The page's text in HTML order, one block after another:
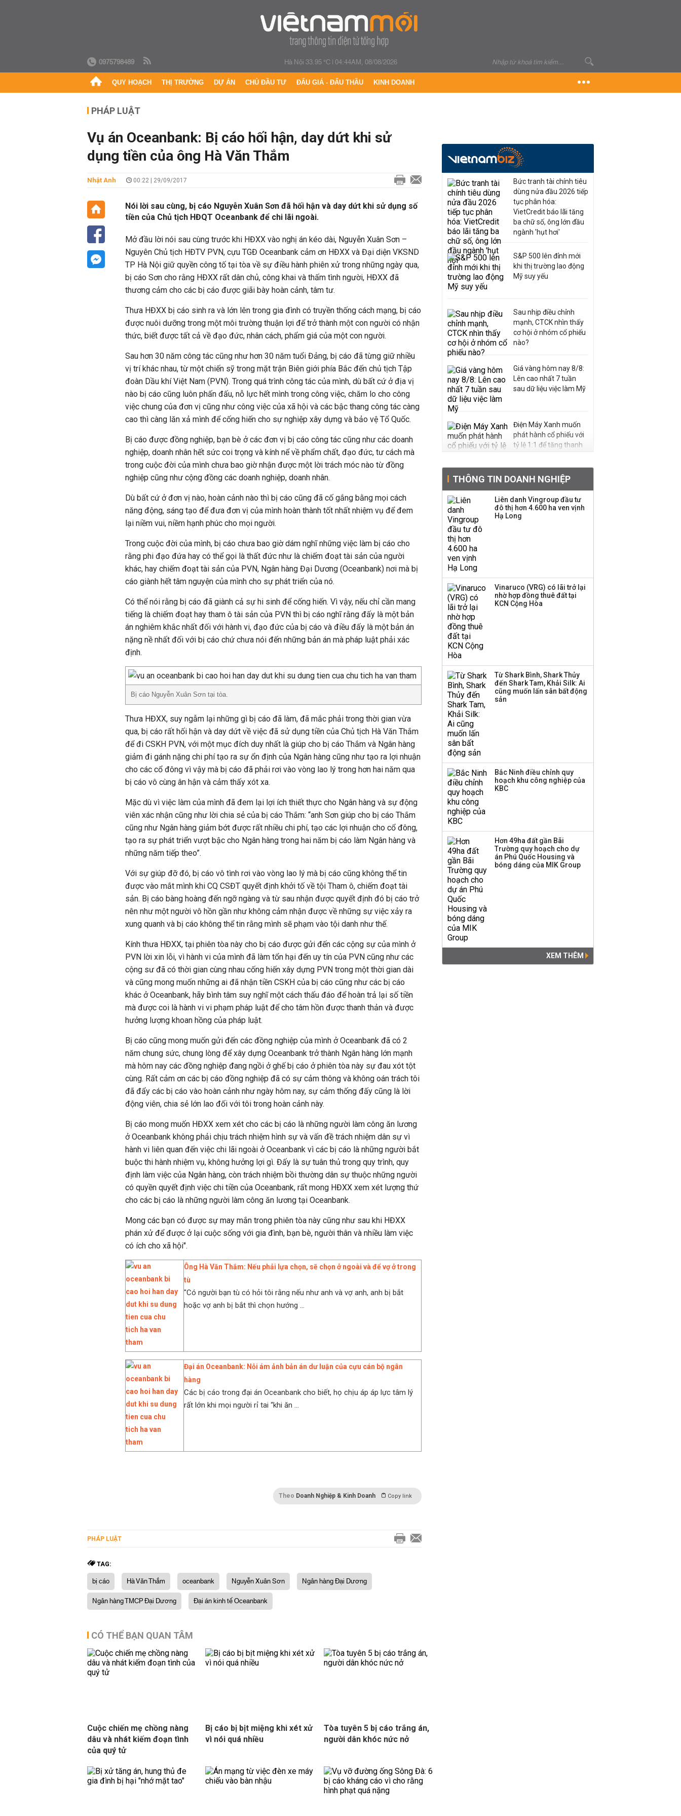
0975798489 Hà Nội 33.95 °C|04:44AM, 08/08/2026
QUY HOẠCH THỊ TRƯỜNG DỰ ÁN CHỦ ĐẦU TƯ ĐẤU GIÁ - ĐẤU THẦU KINH DOANH
PHÁP LUẬT
Vụ án Oceanbank: Bị cáo hối hận, day dứt khi sử
dụng tiền của ông Hà Văn Thắm
Nhật Anh 00:22 | 29/09/2017
Nói lời sau cùng, bị cáo Nguyễn Xuân Sơn đã hối hận và day dứt khi sử dụng số
tiền của Chủ tịch HĐQT Oceanbank để chi lãi ngoài.
Mở đầu lời nói sau cùng trước khi HĐXX vào nghị án kéo dài, Nguyễn Xuân Sơn –
Nguyên Chủ tịch HĐTV PVN, cựu TGĐ Oceanbank cảm ơn HĐXX và Đại diện VKSND
TP Hà Nội giữ quyền công tố tại tòa về sự điều hành phiên xử trong những ngày qua,
bị cáo Sơn cho rằng HĐXX rất dân chủ, công khai và thấm tình người, HĐXX đã
thương cảm cho các bị cáo được giãi bày hoàn cảnh, tâm tư.
Thưa HĐXX bị cáo sinh ra và lớn lên trong gia đình có truyền thống cách mạng, bị cáo
được nuôi dưỡng trong một môi trường thuận lợi để trở thành một con người có nhận
thức, biết được tất cả về đạo đức, nhân cách, phẩm giá của một con người.
Sau hơn 30 năm công tác cũng như hơn 30 năm tuổi Đảng, bị cáo đã từng giữ nhiều
vị trí khác nhau, từ một chiến sỹ trong mặt trận Biên giới phía Bắc đến chủ tịch Tập
đoàn Dầu khí Việt Nam (PVN). Trong quá trình công tác của mình, dù bất cứ ở địa vị
nào bị cáo cũng luôn phấn đấu, nỗ lực hết mình trong công việc, chăm lo cho công
việc chung của đơn vị cũng như công việc của xã hội và các bậc thang công tác càng
cao thì càng lăn xả mình để cống hiến cho sự nghiệp xây dựng và bảo vệ Tổ Quốc.
Bị cáo được đồng nghiệp, bạn bè ở các đơn vị bị cáo công tác cũng như các doanh
nghiệp, doanh nhân hết sức coi trọng và kính nể về phẩm chất, đạo đức, tư cách mà
trong cuộc đời của mình chưa bao giờ nhận được một lời trách móc nào từ đồng
nghiệp cũng như cộng đồng các doanh nghiệp, doanh nhân.
Dù bất cứ ở đơn vị nào, hoàn cảnh nào thì bị cáo cũng đã cố gắng bằng mọi cách
năng động, sáng tạo để đưa đơn vị của mình hoàn thành tốt nhất nhiệm vụ để đem
lại niềm vui, niềm hạnh phúc cho mọi người.
Trong cuộc đời của mình, bị cáo chưa bao giờ dám nghĩ những việc làm bị cáo cho
rằng phi đạo đứa hay có thể gọi là thất đức như là chiếm đoạt tài sản của người
khác, hay chiếm đoạt tài sản của PVN, Ngân hàng Đại Dương (Oceanbank) nơi mà bị
cáo giành hết tâm nguyện của mình cho sự phát triển của nó.
Có thể nói rằng bị cáo đã giành cả sự hi sinh để cống hiến. Vì vậy, nếu chỉ cần mang
tiếng là chiếm đoạt hay tham ô tài sản của PVN thì bị cáo nghĩ rằng đấy là một bản
án nghiêm khắc nhất đối với hành vi, đạo đức của bị cáo và điều đấy là một bản án
nặng nề nhất đối với bị cáo chứ chưa nói đến những bản án mà pháp luật phải xác
định.
Bị cáo Nguyễn Xuân Sơn tại tòa.
Thưa HĐXX, suy ngẫm lại những gì bị cáo đã làm, đã mắc phải trong thời gian vừa
qua, bị cáo rất hối hận và day dứt về việc đã sử dụng tiền của Chủ tịch Hà Văn Thắm
để đi CSKH PVN, với một mục đích duy nhất là giúp cho bị cáo Thắm và Ngân hàng
giảm đi gánh nặng chi phí tạo ra sự ổn định của Ngân hàng cũng như tạo ra lợi nhuận
cho các cổ đông vì vậy mà bị cáo đã phải rơi vào vòng lao lý trong hơn hai năm qua
bị cáo vô cùng ân hận và cảm thấy xót xa.
Mặc dù vì việc làm của mình đã đem lại lợi ích thiết thực cho Ngân hàng và sự động
viên xác nhận cũng như lời chia sẻ của bị cáo Thắm: “anh Sơn giúp cho bị cáo Thắm
cũng như Ngân hàng giảm bớt được rất nhiều chi phí, tạo các lợi nhuận cho cổ đông,
tạo ra sự phát triển vượt bậc cho Ngân hàng trong hai năm bị cáo làm Ngân hàng và
những năm tiếp theo”.
Với sự giúp đỡ đó, bị cáo vô tình rơi vào vòng lao lý mà bị cáo cũng không thể tin
được vào mắt mình khi CQ CSĐT quyết định khởi tố về tội Tham ô, chiếm đoạt tài
sản. Bị cáo bàng hoàng đến ngỡ ngàng và từ sau nhận được quyết định đó bị cáo trở
nên như một người vô hồn gần như không cảm nhận được về những sự việc xảy ra
xung quanh và bị cáo không thể tin rằng mình sẽ phạm vào tội danh như thế.
Kính thưa HĐXX, tại phiên tòa này cho bị cáo được gửi đến các cộng sự của mình ở
PVN lời xin lỗi, vì hành vi của mình đã làm tổn hại đến uy tín của PVN cũng như các
cộng sư đã có thời gian cùng nhau cống hiến xây dựng PVN trong một thời gian dài
và cũng mong muốn những ai đã nhận tiền CSKH của bị cáo cũng như các bị cáo
khác ở Oceanbank, hãy bình tâm suy nghĩ một cách thấu đáo để hoàn trả lại số tiền
mà được coi là hành vi vi phạm pháp luật để cho tâm hồn được thanh thản và được
hưởng lượng khoan hồng của pháp luật.
Bị cáo cũng mong muốn gửi đến các đồng nghiệp của mình ở Oceanbank đã có 2
năm chung sức, chung lòng để xây dựng Oceanbank trở thành Ngân hàng lớn mạnh
mà hôm nay các đồng nghiệp đang ngồi ở ghế bị cáo ở phiên tòa này sự đau xót tột
cùng. Rất cảm ơn các bị cáo đồng nghiệp đã có sự cảm thông và không oán trách tôi
đã đẩy các bị cáo vào hoàn cảnh như ngày hôm nay, sự cảm thống đấy cũng là lời
động viên, chia sẻ lớn lao đối với tôi trong hoàn cảnh này.
Bị cáo mong muốn HĐXX xem xét cho các bị cáo là những người làm công ăn lương
ở Oceanbank không phải chịu trách nhiệm hình sự và vấn đề trách nhiệm dân sự vì
hành vi liên quan đến việc chi lãi ngoài ở Oceanbank vì các bị cáo là những người bắt
buộc thi hành nhiệm vụ, không hưởng lợi gì. Đấy là sự tuân thủ trong quy trình, quy
định làm việc của Ngân hàng, còn trách nhiệm bồi thường dân sự thuộc những người
có quyền quyết định việc chi tiền của Oceanbank, rất mong HĐXX xem xét lượng thứ
cho các bị cáo là những người làm công ăn lương tại Oceanbank.
Mong các bạn có được sự may mắn trong phiên tòa này cũng như sau khi HĐXX
phán xử để được ở lại cuộc sống với gia đình, bạn bè, người thân và nhiều làm việc
có ích cho xã hội".
Ông Hà Văn Thắm: Nếu phải lựa chọn, sẽ chọn ở ngoài và để vợ ở trong
tù
"Có người bạn tù có hỏi tôi rằng nếu như anh và vợ anh, anh bị bắt
hoặc vợ anh bị bắt thì chọn hướng ...
Đại án Oceanbank: Nỗi ám ảnh bản án dư luận của cựu cán bộ ngân
hàng
Các bị cáo trong đại án Oceanbank cho biết, họ chịu áp áp lực tâm lý
rất lớn khi mọi người rỉ tai “khi ăn ...
Theo Doanh Nghiệp & Kinh Doanh Copy link
PHÁP LUẬT
TAG:
bị cáo Hà Văn Thắm oceanbank Nguyễn Xuân Sơn
Ngân hàng Đại Dương
Ngân hàng TMCP Đại Dương
Đại án kinh tế Oceanbank
CÓ THỂ BẠN QUAN TÂM
Cuộc chiến mẹ chồng nàng
dâu và nhát kiếm đoạn tình
của quý tử
Bị cáo bị bịt miệng khi xét xử
vì nói quá nhiều
Tòa tuyên 5 bị cáo trắng án,
người dân khóc nức nở
Bức tranh tài chính tiêu
dùng nửa đầu 2026 tiếp
tục phân hóa:
VietCredit báo lãi tăng
ba chữ số, ông lớn đầu
ngành 'hụt hơi'
S&P 500 lên đỉnh mới
khi thị trường lao động
Mỹ suy yếu
Sau nhịp điều chỉnh
mạnh, CTCK nhìn thấy
cơ hội ở nhóm cổ phiếu
nào?
Giá vàng hôm nay 8/8:
Lên cao nhất 7 tuần
sau dữ liệu việc làm Mỹ
Điện Máy Xanh muốn
phát hành cổ phiếu với
tỷ lệ 1:1 để tăng thanh
Quy hoạch 4 khu lấn
biển ở Phú Quốc
hàng
Dự án Sheraton Phú
Huấn Hoa Hồng bỗng
dưng ‘biến mất’, một
công ty khác đã giải thể
THÔNG TIN DOANH NGHIỆP
Liên danh Vingroup đầu tư
đô thị hơn 4.600 ha ven vịnh
Hạ Long
Vinaruco (VRG) có lãi trở lại
nhờ hợp đồng thuê đất tại
KCN Cộng Hòa
Từ Shark Bình, Shark Thủy
đến Shark Tam, Khải Silk: Ai
cũng muốn lấn sân bất động
sản
Bắc Ninh điều chỉnh quy
hoạch khu công nghiệp của
KBC
Hơn 49ha đất gần Bãi
Trường quy hoạch cho dự
án Phú Quốc Housing và
bóng dáng của MIK Group
XEM THÊM